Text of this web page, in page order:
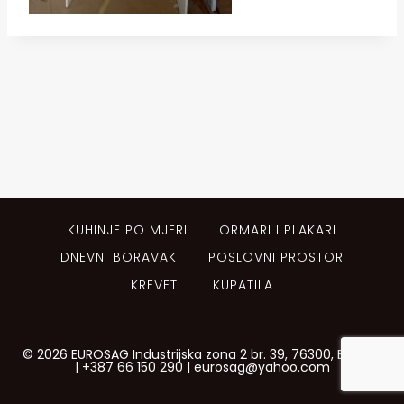
KUHINJE PO MJERI
ORMARI I PLAKARI
DNEVNI BORAVAK
POSLOVNI PROSTOR
KREVETI
KUPATILA
© 2026 EUROSAG Industrijska zona 2 br. 39, 76300, Bijeljina
| +387 66 150 290 | eurosag@yahoo.com